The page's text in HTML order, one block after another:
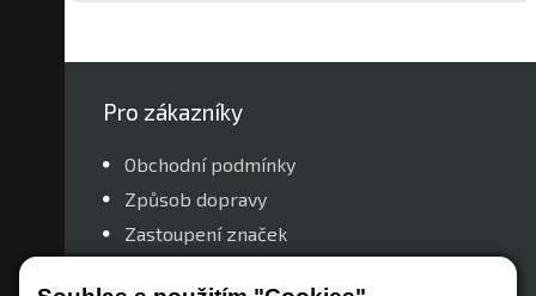
Pro zákazníky
Obchodní podmínky
Způsob dopravy
Zastoupení značek